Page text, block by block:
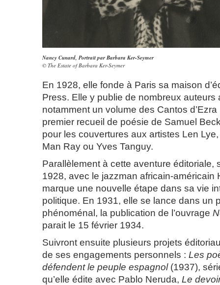
Nancy Cunard, Portrait par Barbara Ker-Seymer
© The Estate of Barbara Ker-Seymer
En 1928, elle fonde à Paris sa maison
Press. Elle y publie de nombreux auteurs
notamment un volume des Cantos
premier recueil de poésie de Samuel
pour les couvertures aux artistes Len
Man Ray ou Yves Tanguy.
Parallèlement à cette aventure éditoriale,
1928, avec le jazzman africain-américain
marque une nouvelle étape dans sa vie
politique. En 1931, elle se lance dans un
phénoménal, la publication de l’ouvrage
parait le 15 février 1934.
Suivront ensuite plusieurs projets
de ses engagements personnels : Les
défendent le peuple espagnol(1937),
qu’elle édite avec Pablo Neruda, Le